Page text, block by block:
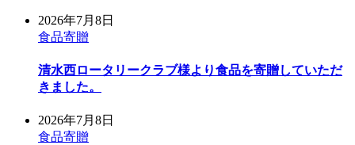
2026年7月8日
食品寄贈
清水西ロータリークラブ様より食品を寄贈していただ
きました。
2026年7月8日
食品寄贈